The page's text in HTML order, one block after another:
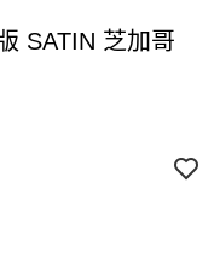
SATIN 芝加哥